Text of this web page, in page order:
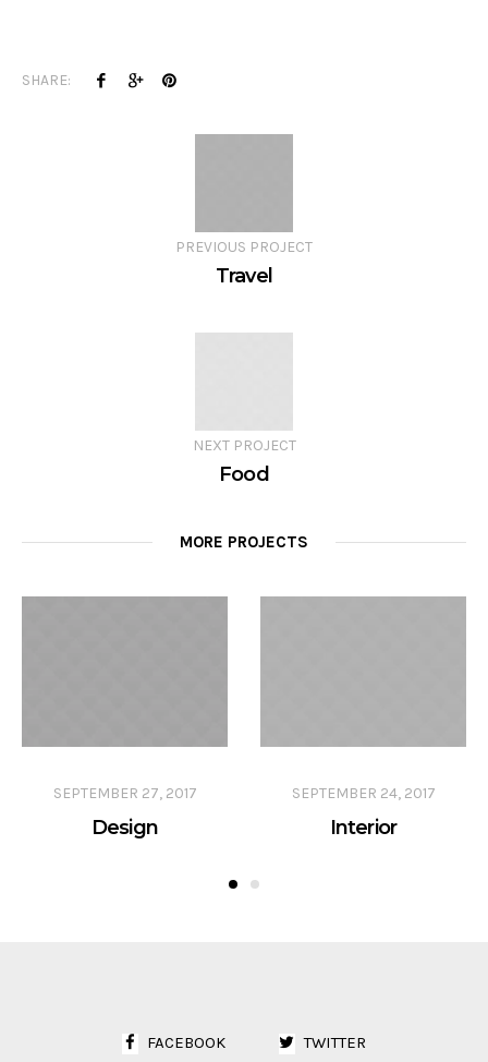
SHARE:
PREVIOUS PROJECT
Travel
NEXT PROJECT
Food
MORE PROJECTS
SEPTEMBER 27, 2017
Design
SEPTEMBER 24, 2017
Interior
FACEBOOK TWITTER